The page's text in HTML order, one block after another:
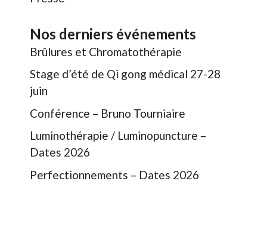
Nos derniers événements
Brûlures et Chromatothérapie
Stage d’été de Qi gong médical 27-28
juin
Conférence – Bruno Tourniaire
Luminothérapie / Luminopuncture –
Dates 2026
Perfectionnements – Dates 2026